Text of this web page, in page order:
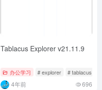
Tablacus Explorer v21.11.9
办公学习 # explorer # tablacus
4年前 696